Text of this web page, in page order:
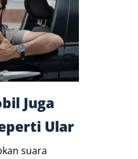
Juga
Ular
suara